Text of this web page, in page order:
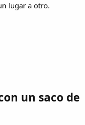
lugar a otro.
un saco de